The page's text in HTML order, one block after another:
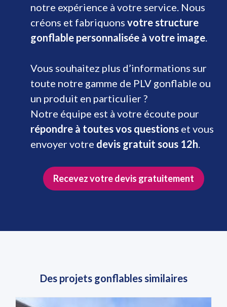
notre expérience à votre service. Nous
créons et fabriquons votre structure
gonflable personnalisée à votre image.
Vous souhaitez plus d’informations sur
toute notre gamme de PLV gonflable ou
un produit en particulier ?
Notre équipe est à votre écoute pour
répondre à toutes vos questions et vous
envoyer votre devis gratuit sous 12h.
Recevez votre devis gratuitement
Des projets gonflables similaires